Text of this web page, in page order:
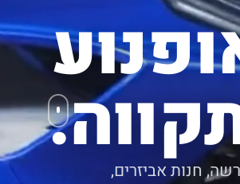
חנות אביזרים,